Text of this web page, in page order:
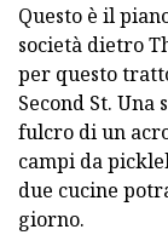
Questo è il
società dietro
per questo
Second St.
fulcro di un
campi da
due cucine
giorno.